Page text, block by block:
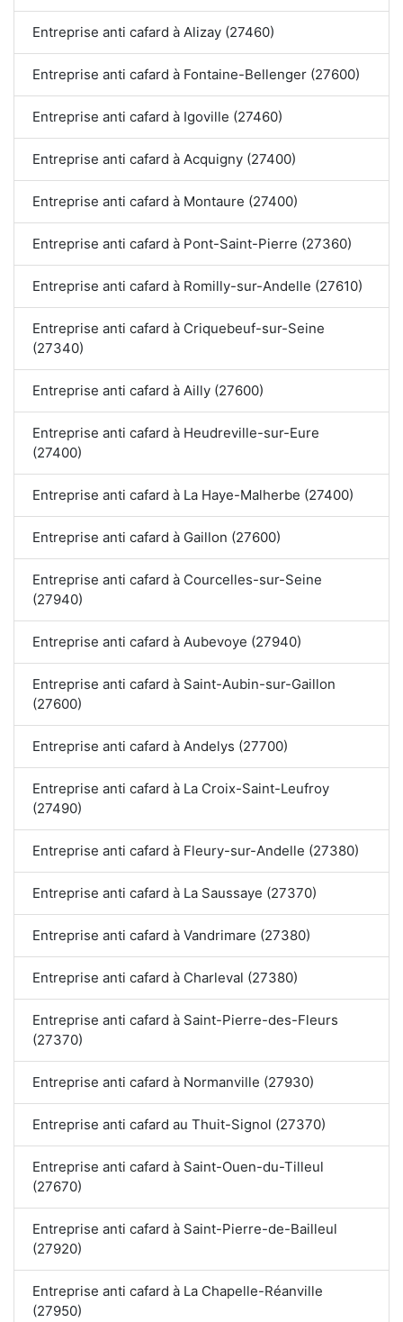
Entreprise anti cafard à Alizay (27460)
Entreprise anti cafard à Fontaine-Bellenger (27600)
Entreprise anti cafard à Igoville (27460)
Entreprise anti cafard à Acquigny (27400)
Entreprise anti cafard à Montaure (27400)
Entreprise anti cafard à Pont-Saint-Pierre (27360)
Entreprise anti cafard à Romilly-sur-Andelle (27610)
Entreprise anti cafard à Criquebeuf-sur-Seine
(27340)
Entreprise anti cafard à Ailly (27600)
Entreprise anti cafard à Heudreville-sur-Eure
(27400)
Entreprise anti cafard à La Haye-Malherbe (27400)
Entreprise anti cafard à Gaillon (27600)
Entreprise anti cafard à Courcelles-sur-Seine
(27940)
Entreprise anti cafard à Aubevoye (27940)
Entreprise anti cafard à Saint-Aubin-sur-Gaillon
(27600)
Entreprise anti cafard à Andelys (27700)
Entreprise anti cafard à La Croix-Saint-Leufroy
(27490)
Entreprise anti cafard à Fleury-sur-Andelle (27380)
Entreprise anti cafard à La Saussaye (27370)
Entreprise anti cafard à Vandrimare (27380)
Entreprise anti cafard à Charleval (27380)
Entreprise anti cafard à Saint-Pierre-des-Fleurs
(27370)
Entreprise anti cafard à Normanville (27930)
Entreprise anti cafard au Thuit-Signol (27370)
Entreprise anti cafard à Saint-Ouen-du-Tilleul
(27670)
Entreprise anti cafard à Saint-Pierre-de-Bailleul
(27920)
Entreprise anti cafard à La Chapelle-Réanville
(27950)